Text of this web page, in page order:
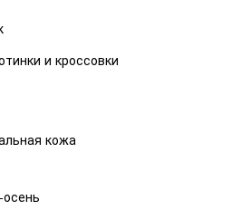
и кроссовки
кожа